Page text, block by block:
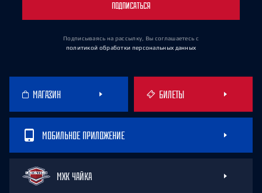
ПОДПИСАТЬСЯ
Подписываясь на рассылку, Вы соглашаетесь с
политикой обработки персональных данных
МАГАЗИН БИЛЕТЫ
МОБИЛЬНОЕ ПРИЛОЖЕНИЕ
МХК ЧАЙКА